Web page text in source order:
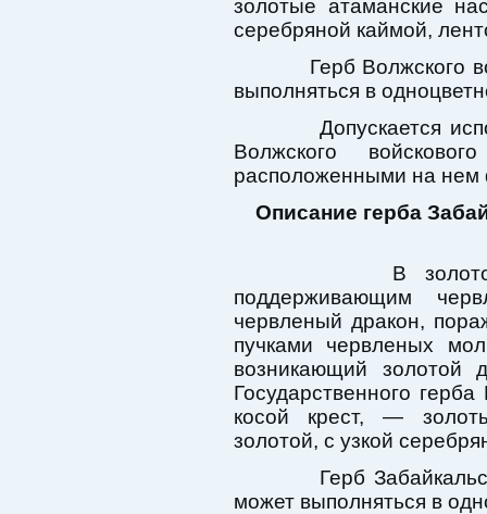
золотые атаманские
серебряной каймой,
Герб Волжского
выполняться в
Допускается
Волжского
расположенными на нем
Описание герба
В золотом
поддерживающим
червленый дракон,
пучками червленых
возникающий золотой
Государственного
косой крест, —
золотой, с узкой
Герб
может выполняться в